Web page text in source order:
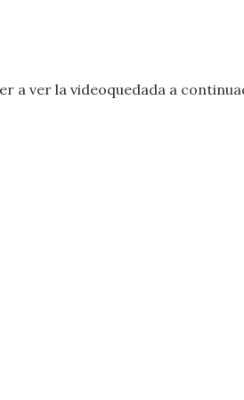
a ver la videoquedada a